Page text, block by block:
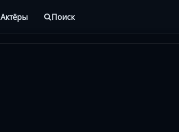
Актёры Поиск